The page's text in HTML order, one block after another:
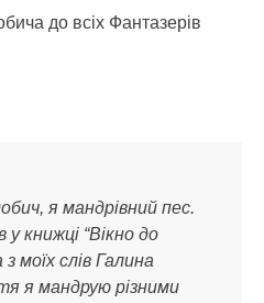
до всіх Фантазерів
я мандрівний пес.
у книжці “Вікно до
моїх слів Галина
я мандрую різними